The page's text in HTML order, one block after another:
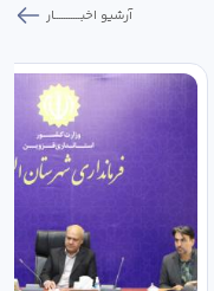
آرشیو اخبـــــــــــار